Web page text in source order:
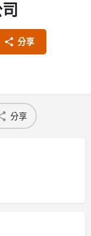
分享
分享